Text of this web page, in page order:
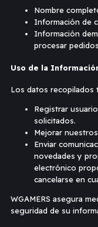
Nombre
Información de
Información
procesar
Uso de la
Los datos recopilados
Registrar
solicitados.
Mejorar
Enviar
novedades y
electrónico
cancelarse en
WGAMERS asegura
seguridad de su